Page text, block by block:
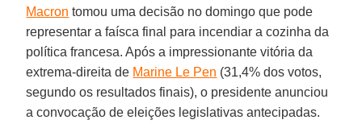
Macron tomou uma decisão no domingo que pode
representar a faísca final para incendiar a cozinha da
política francesa. Após a impressionante vitória da
extrema-direita de Marine Le Pen (31,4% dos votos,
segundo os resultados finais), o presidente anunciou
a convocação de eleições legislativas antecipadas.